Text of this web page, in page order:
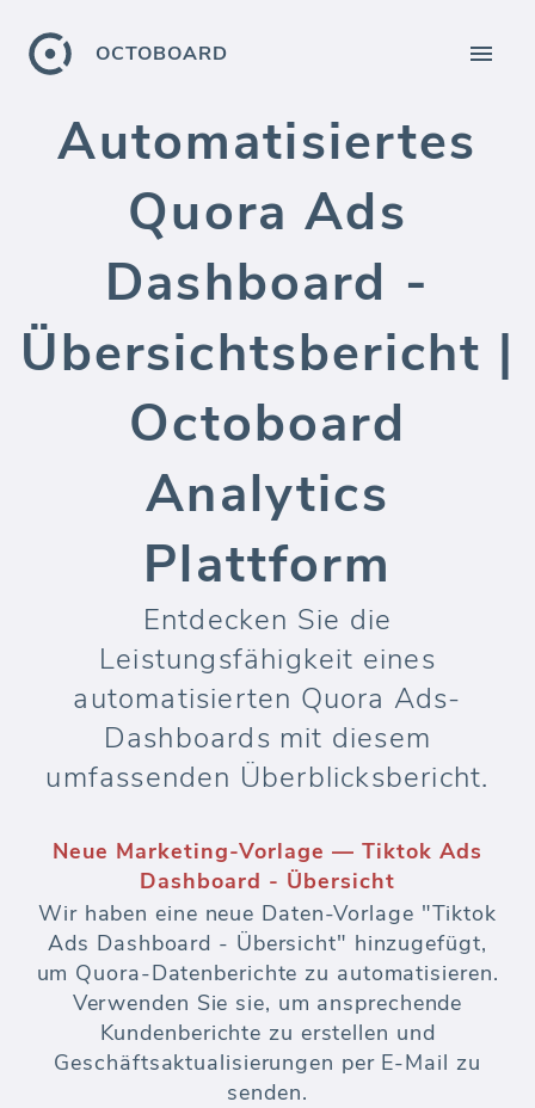
OCTOBOARD
Automatisiertes
Quora Ads
Dashboard -
Übersichtsbericht |
Octoboard
Analytics
Plattform
Entdecken Sie die
Leistungsfähigkeit eines
automatisierten Quora Ads-
Dashboards mit diesem
umfassenden Überblicksbericht.
Neue Marketing-Vorlage — Tiktok Ads
Dashboard - Übersicht
Wir haben eine neue Daten-Vorlage "Tiktok
Ads Dashboard - Übersicht" hinzugefügt,
um Quora-Datenberichte zu automatisieren.
Verwenden Sie sie, um ansprechende
Kundenberichte zu erstellen und
Geschäftsaktualisierungen per E-Mail zu
senden.